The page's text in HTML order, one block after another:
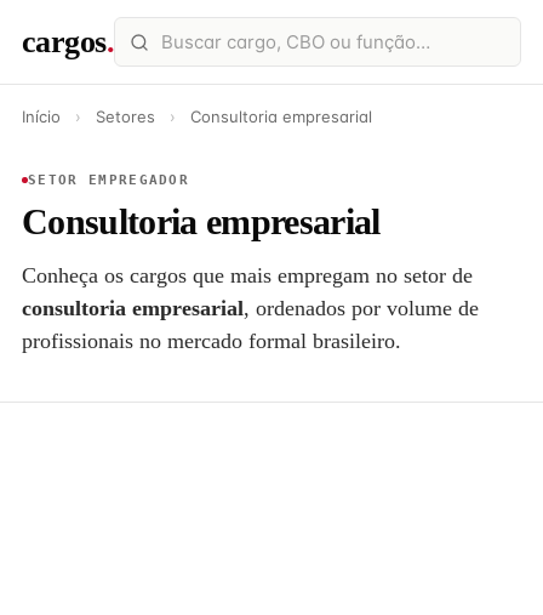
cargos.
Início › Setores › Consultoria empresarial
SETOR EMPREGADOR
Consultoria empresarial
Conheça os cargos que mais empregam no setor de
consultoria empresarial, ordenados por volume de
profissionais no mercado formal brasileiro.